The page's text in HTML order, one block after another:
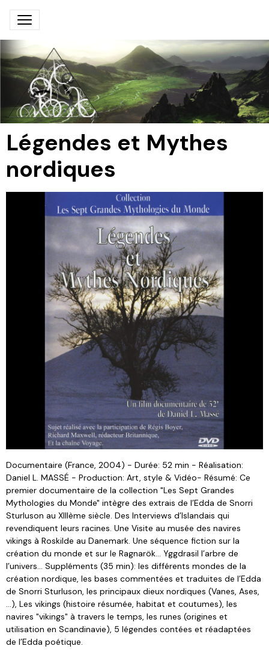
Légendes et Mythes
nordiques
Documentaire (France, 2004) - Durée: 52 min - Réalisation:
Daniel L. MASSÉ - Production: Art, style & Vidéo- Résumé: Ce
premier documentaire de la collection "Les Sept Grandes
Mythologies du Monde" intègre des extrais de l’Edda de Snorri
Sturluson au XIIIème siècle. Des Interviews d’Islandais qui
revendiquent leurs racines. Une Visite au musée des navires
vikings à Roskilde au Danemark. Une séquence fiction sur la
création du monde et sur le Ragnarök… Yggdrasil l’arbre de
l’univers… Suppléments (35 min): les différents mondes de la
création nordique, les bases commentées et traduites de l’Edda
de Snorri Sturluson, les principaux dieux nordiques (Vanes, Ases,
…), Les vikings (histoire résumée, habitat et coutumes), les
navires "vikings" à travers le temps, les runes (origines et
utilisation en Scandinavie), 5 légendes contées et réadaptées
de l’Edda poétique.